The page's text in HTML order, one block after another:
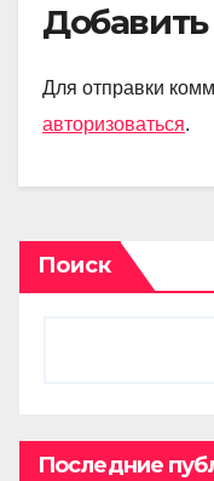
Для отправки
авторизоваться.
Поиск
Последние